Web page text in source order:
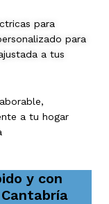
para
para
a tus
a tu hogar
y con